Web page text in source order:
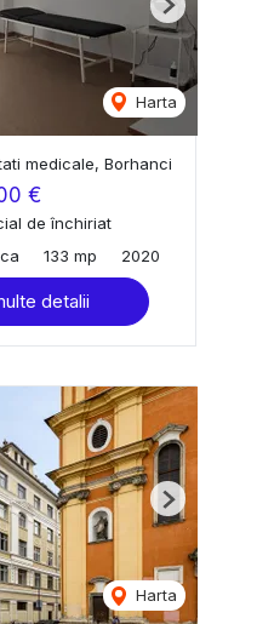
Harta
Next
medicale, Borhanci
€
de închiriat
133 mp 2020
detalii
Harta
Next